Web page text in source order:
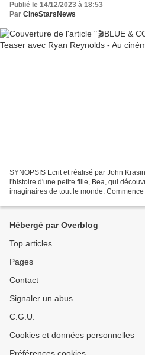
Publié le 14/12/2023 à 18:53
Par CineStarsNews
SYNOPSIS Ecrit et réalisé par John
l'histoire d'une petite fille, Bea, qui
imaginaires de tout le monde.
Hébergé par Overblog
Top articles
Pages
Contact
Signaler un abus
C.G.U.
Cookies et données personnelles